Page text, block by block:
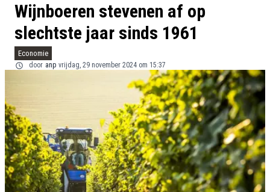
Wijnboeren stevenen af op
slechtste jaar sinds 1961
Economie
door anp vrijdag, 29 november 2024 om 15:37